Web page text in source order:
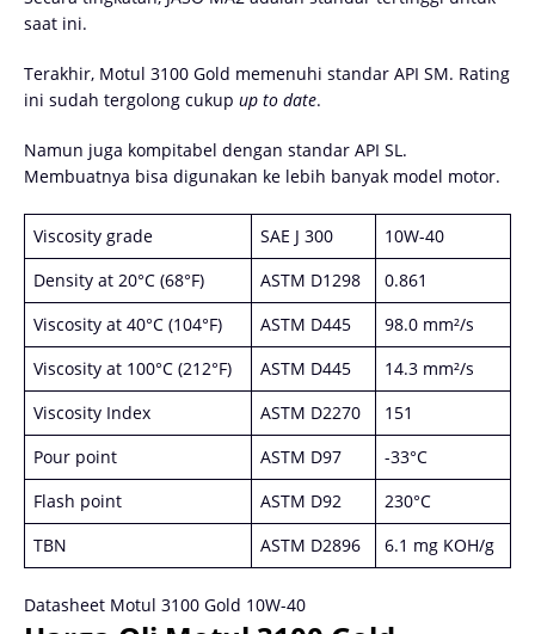
saat ini.
Terakhir, Motul 3100 Gold memenuhi standar API SM. Rating
ini sudah tergolong cukup up to date.
Namun juga kompitabel dengan standar API SL.
Membuatnya bisa digunakan ke lebih banyak model motor.
Viscosity grade SAE J 300
10W-40
Density at 20°C (68°F)
ASTM D1298
0.861
Viscosity at 40°C (104°F)
ASTM D445
98.0 mm²/s
Viscosity at 100°C (212°F)
ASTM D445
14.3 mm²/s
Viscosity Index
ASTM D2270
151
Pour point
ASTM D97
-33°C
Flash point
ASTM D92
230°C
TBN
ASTM D2896 6.1 mg KOH/g
Datasheet Motul 3100 Gold 10W-40